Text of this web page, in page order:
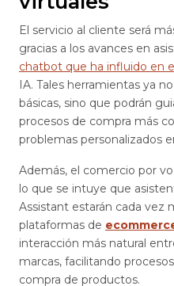
El servicio al cliente será
gracias a los avances en
chatbot que ha influido en
IA. Tales herramientas ya
básicas, sino que podrán
procesos de compra más
problemas personalizados
Además, el comercio por
lo que se intuye que
Assistant estarán cada vez
plataformas de
interacción más natural
marcas, facilitando
compra de productos.